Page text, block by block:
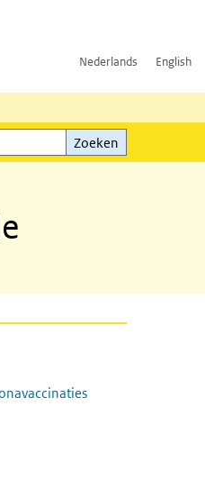
Nederlands English
Zoeken